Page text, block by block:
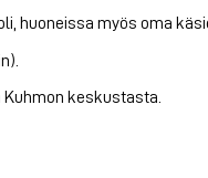
huoneissa myös oma
Kuhmon keskustasta.